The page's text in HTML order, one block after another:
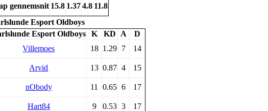
gennemsnit 15.8 1.37 4.8 11.8
Esport Oldboys
Esport Oldboys
K KD A
D
Villemoes
18 1.29 7 14
Arvid 13 0.87 4 15
nObody 11 0.65 6 17
Hart84 9 0.53 3 17